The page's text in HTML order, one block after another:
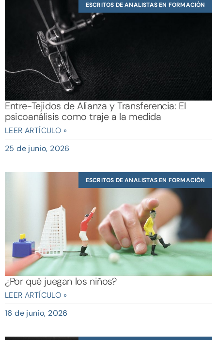
ESCRITOS DE ANALISTAS EN FORMACIÓN
Entre-Tejidos de Alianza y Transferencia: El
psicoanálisis como traje a la medida
LEER ARTÍCULO »
25 de junio, 2026
ESCRITOS DE ANALISTAS EN FORMACIÓN
¿Por qué juegan los niños?
LEER ARTÍCULO »
16 de junio, 2026